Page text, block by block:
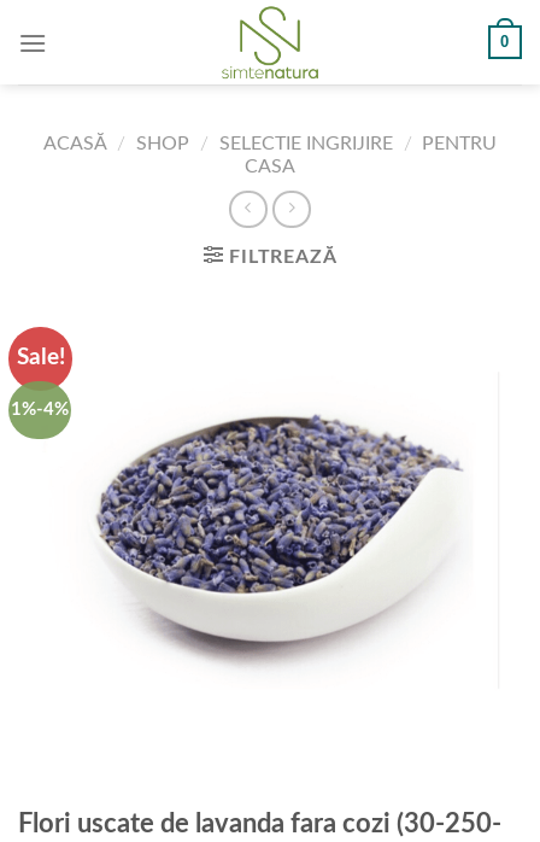
0
ACASĂ / SHOP / SELECTIE INGRIJIRE /
PENTRU
CASA
FILTREAZĂ
Sale!
1%-4%
Flori uscate de lavanda fara cozi (30-250-